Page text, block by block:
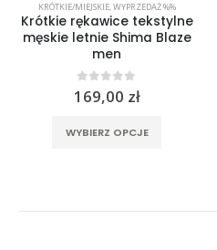
KRÓTKIE/MIEJSKIE,WYPRZEDAŻ %%
Krótkie rękawice tekstylne
męskie letnie Shima Blaze
men
0out of 5
169,00 zł
WYBIERZ OPCJE